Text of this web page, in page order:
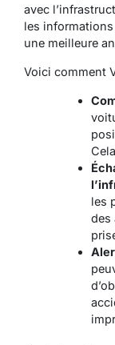
avec
les
une meilleure
Voici comment
les
des